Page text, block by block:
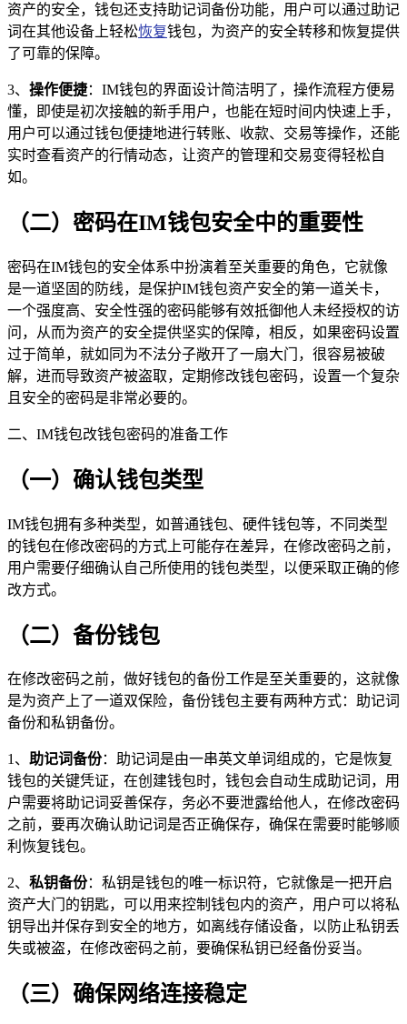
资产的安全，钱包还支持助记词备份功能，用户可以通过助记
词在其他设备上轻松恢复钱包，为资产的安全转移和恢复提供
了可靠的保障。
3、 操作便捷：IM钱包的界面设计简洁明了，操作流程方便易
懂，即使是初次接触的新手用户，也能在短时间内快速上手，
用户可以通过钱包便捷地进行转账、收款、交易等操作，还能
实时查看资产的行情动态，让资产的管理和交易变得轻松自
如。
（二）密码在IM钱包安全中的重要性
密码在IM钱包的安全体系中扮演着至关重要的角色，它就像
是一道坚固的防线，是保护IM钱包资产安全的第一道关卡，
一个强度高、安全性强的密码能够有效抵御他人未经授权的访
问，从而为资产的安全提供坚实的保障，相反，如果密码设置
过于简单，就如同为不法分子敞开了一扇大门，很容易被破
解，进而导致资产被盗取，定期修改钱包密码，设置一个复杂
且安全的密码是非常必要的。
二、IM钱包改钱包密码的准备工作
（一）确认钱包类型
IM钱包拥有多种类型，如普通钱包、硬件钱包等，不同类型
的钱包在修改密码的方式上可能存在差异，在修改密码之前，
用户需要仔细确认自己所使用的钱包类型，以便采取正确的修
改方式。
（二）备份钱包
在修改密码之前，做好钱包的备份工作是至关重要的，这就像
是为资产上了一道双保险，备份钱包主要有两种方式：助记词
备份和私钥备份。
1、 助记词备份：助记词是由一串英文单词组成的，它是恢复
钱包的关键凭证，在创建钱包时，钱包会自动生成助记词，用
户需要将助记词妥善保存，务必不要泄露给他人，在修改密码
之前，要再次确认助记词是否正确保存，确保在需要时能够顺
利恢复钱包。
2、 私钥备份：私钥是钱包的唯一标识符，它就像是一把开启
资产大门的钥匙，可以用来控制钱包内的资产，用户可以将私
钥导出并保存到安全的地方，如离线存储设备，以防止私钥丢
失或被盗，在修改密码之前，要确保私钥已经备份妥当。
（三）确保网络连接稳定